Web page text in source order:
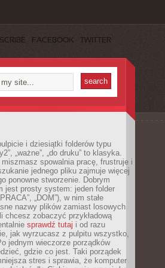
FACEBOOK TWITTER
i dziesiątki folderów typu
„ważne”, „do druku” to klasyka.
spowalnia pracę, frustruje i
jednego pliku zajmuje więcej
ponowne stworzenie. Dobrym
jest prosty system: jeden folder
„DOM”), w nim stałe
nazwy plików zamiast losowych
chcesz zobaczyć przykładową
sprawdź tutaj i od razu
jak wyrzucasz z pulpitu wszystko,
jednym wieczorze porządków
gdzie co jest. Taki porządek
stres i sprawia, że komputer